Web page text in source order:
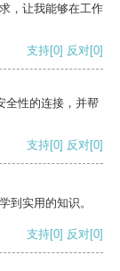
，让我能够在工作
支持[0] 反对[0]
全性的连接，并帮
支持[0] 反对[0]
到实用的知识。
支持[0] 反对[0]